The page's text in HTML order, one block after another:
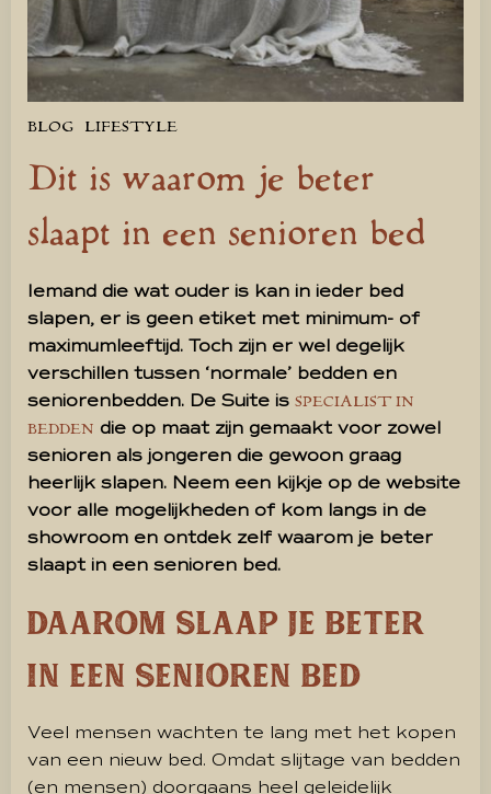
BLOG LIFESTYLE
Dit is waarom je beter
slaapt in een senioren bed
Iemand die wat ouder is kan in ieder bed
slapen, er is geen etiket met minimum- of
maximumleeftijd. Toch zijn er wel degelijk
verschillen tussen ‘normale’ bedden en
seniorenbedden. De Suite is SPECIALIST IN
BEDDEN die op maat zijn gemaakt voor zowel
senioren als jongeren die gewoon graag
heerlijk slapen. Neem een kijkje op de website
voor alle mogelijkheden of kom langs in de
showroom en ontdek zelf waarom je beter
slaapt in een senioren bed.
Daarom slaap je beter
in een senioren bed
Veel mensen wachten te lang met het kopen
van een nieuw bed. Omdat slijtage van bedden
(en mensen) doorgaans heel geleidelijk